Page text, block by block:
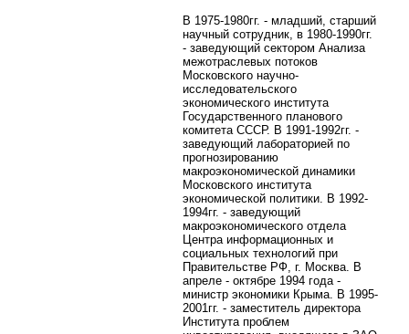
В 1975-1980гг. - младший, старший
научный сотрудник, в 1980-1990гг.
- заведующий сектором Анализа
межотраслевых потоков
Московского научно-
исследовательского
экономического института
Государственного планового
комитета СССР. В 1991-1992гг. -
заведующий лабораторией по
прогнозированию
макроэкономической динамики
Московского института
экономической политики. В 1992-
1994гг. - заведующий
макроэкономического отдела
Центра информационных и
социальных технологий при
Правительстве РФ , г. Москва. В
апреле - октябре 1994 года -
министр экономики Крыма. В 1995-
2001гг. - заместитель директора
Института проблем